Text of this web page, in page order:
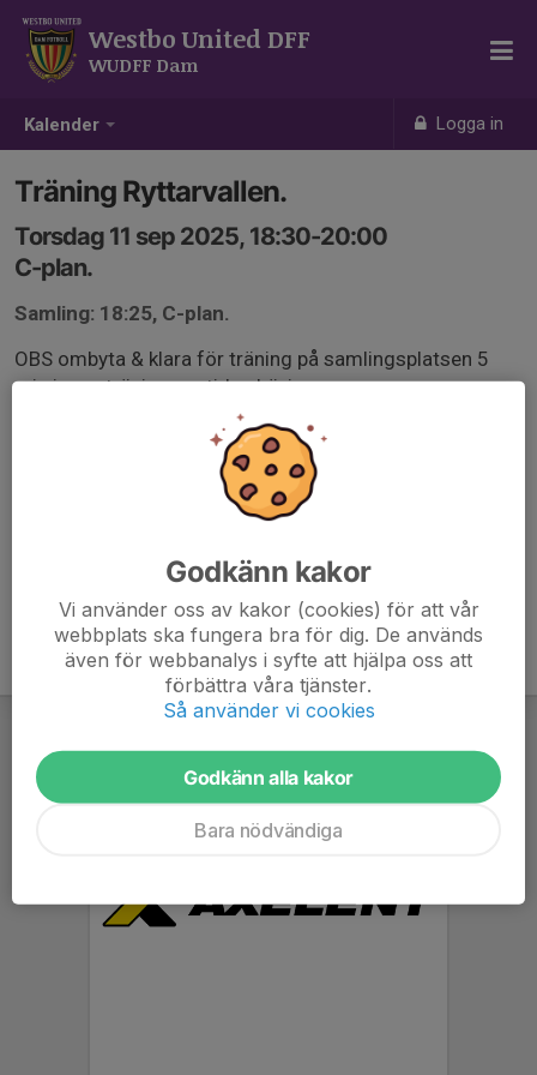
Kalender Logga in
Westbo United DFF
WUDFF Dam
Träning Ryttarvallen.
Torsdag 11 sep 2025, 18:30-20:00
C-plan.
Samling: 18:25, C-plan.
OBS ombyta & klara för träning på samlingsplatsen 5
min innan träningens tiden börjar.
Godkänn kakor
Vi använder oss av kakor (cookies) för att vår
webbplats ska fungera bra för dig. De används
även för webbanalys i syfte att hjälpa oss att
förbättra våra tjänster.
Så använder vi cookies
Godkänn alla kakor
Bara nödvändiga